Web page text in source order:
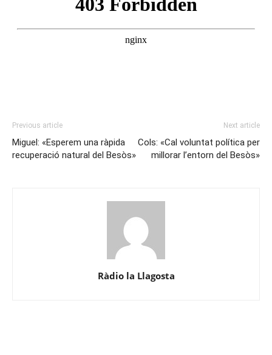
Previous article
Miguel: «Esperem una ràpida
recuperació natural del Besòs»
Next article
Cols: «Cal voluntat política per
millorar l’entorn del Besòs»
Ràdio la Llagosta